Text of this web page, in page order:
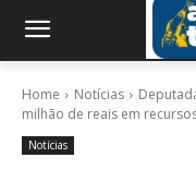
Home Notícias
milhão de reais em
Notícias